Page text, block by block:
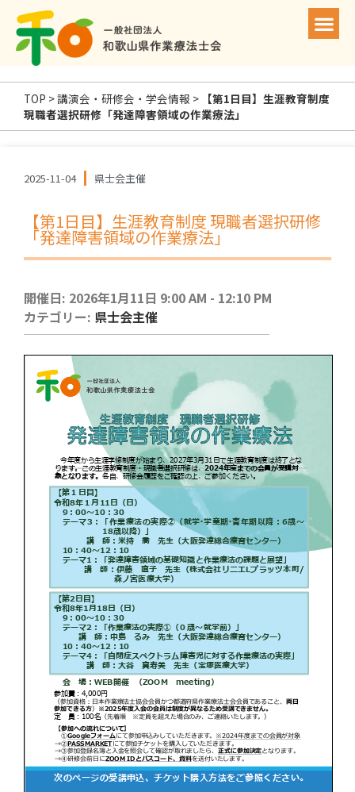
TOP >講演会・研修会・学会情報 > 【第1日目】生涯教育制度
現職者選択研修「発達障害領域の作業療法」
2025-11-04 県士会主催
【第1日目】生涯教育制度 現職者選択研修
「発達障害領域の作業療法」
開催日: 2026年1月11日 9:00 AM - 12:10 PM
カテゴリー: 県士会主催